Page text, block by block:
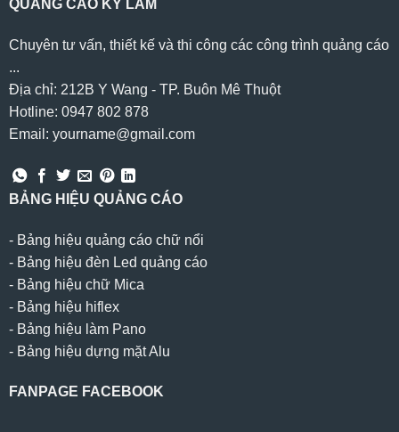
QUẢNG CÁO KỲ LÂM
Chuyên tư vấn, thiết kế và thi công các công trình quảng cáo
...
Địa chỉ: 212B Y Wang - TP. Buôn Mê Thuột
Hotline: 0947 802 878
Email: yourname@gmail.com
BẢNG HIỆU QUẢNG CÁO
- Bảng hiệu quảng cáo chữ nổi
- Bảng hiệu đèn Led quảng cáo
- Bảng hiệu chữ Mica
- Bảng hiệu hiflex
- Bảng hiệu làm Pano
- Bảng hiệu dựng mặt Alu
FANPAGE FACEBOOK